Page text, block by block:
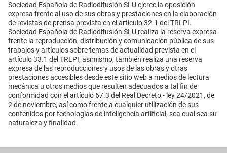
Sociedad Española de Radiodifusión SLU ejerce la oposición
expresa frente al uso de sus obras y prestaciones en la elaboración
de revistas de prensa prevista en el artículo 32.1 del TRLPI.
Sociedad Española de Radiodifusión SLU realiza la reserva expresa
frente la reproducción, distribución y comunicación pública de sus
trabajos y artículos sobre temas de actualidad prevista en el
artículo 33.1 del TRLPI, asimismo, también realiza una reserva
expresa de las reproducciones y usos de las obras y otras
prestaciones accesibles desde este sitio web a medios de lectura
mecánica u otros medios que resulten adecuados a tal fin de
conformidad con el artículo 67.3 del Real Decreto - ley 24/2021, de
2 de noviembre, así como frente a cualquier utilización de sus
contenidos por tecnologías de inteligencia artificial, sea cual sea su
naturaleza y finalidad.